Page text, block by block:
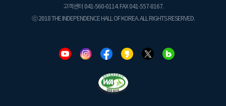
고객센터 041-560-0114. FAX 041-557-8167.
ⓒ 2018 THE INDEPENDENCE HALL OF KOREA. ALL RIGHTS RESERVED.